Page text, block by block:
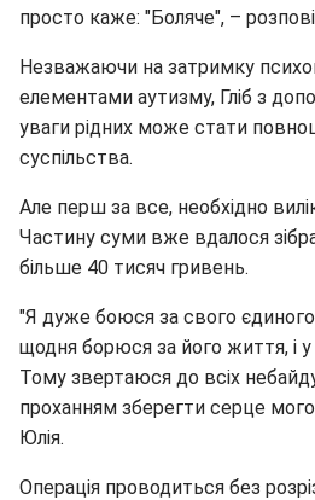
просто каже: "Боляче", –
Незважаючи на затримку
елементами аутизму, Гліб з
уваги рідних може стати
суспільства.
Але перш за все, необхідно
Частину суми вже вдалося
більше 40 тисяч гривень.
"Я дуже боюся за свого єдиного
щодня борюся за його життя, і у
Тому звертаюся до всіх
проханням зберегти серце
Юлія.
Операція проводиться без